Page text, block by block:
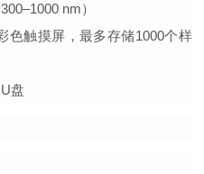
nm）
色触摸屏，最多存储1000个样
盘